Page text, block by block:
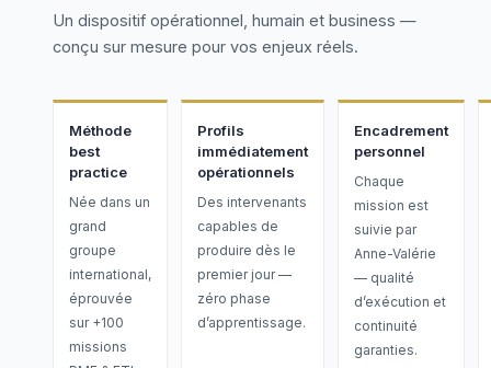
Un dispositif opérationnel, humain et business —
conçu sur mesure pour vos enjeux réels.
Méthode
best
practice
Née dans un
grand
groupe
international,
éprouvée
sur +100
missions
Profils
immédiatement
opérationnels
Des intervenants
capables de
produire dès le
premier jour —
zéro phase
d’apprentissage.
Encadrement
personnel
Chaque
mission est
suivie par
Anne-Valérie
— qualité
d’exécution et
continuité
garanties.